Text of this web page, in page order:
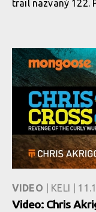
trail nazvaný 122.
VIDEO | KELI |
Video: Chris